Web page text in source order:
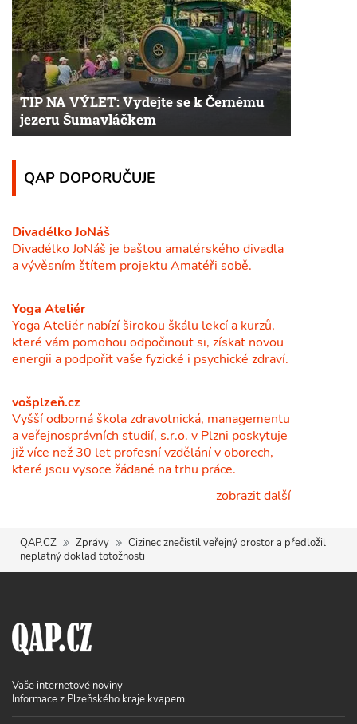
TIP NA VÝLET: Vydejte se k Černému
jezeru Šumavláčkem
QAP DOPORUČUJE
Divadélko JoNáš
Divadélko JoNáš je baštou amatérského divadla
a vývěsním štítem projektu Amatéři sobě.
Yoga Ateliér
Yoga Ateliér nabízí širokou škálu lekcí a kurzů,
které vám pomohou odpočinout si, získat novou
energii a podpořit vaše fyzické i psychické zdraví.
vošplzeň.cz
Vyšší odborná škola zdravotnická, managementu
a veřejnosprávních studií, s.r.o. v Plzni poskytuje
již více než 30 let profesní vzdělání v oborech,
které jsou vysoce žádané na trhu práce.
zobrazit další
QAP.CZ Zprávy
Cizinec znečistil veřejný prostor a předložil
neplatný doklad totožnosti
Vaše internetové noviny
Informace z Plzeňského kraje kvapem